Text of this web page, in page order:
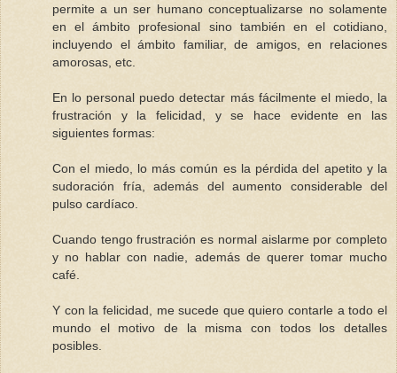
permite a un ser humano conceptualizarse no solamente
en el ámbito profesional sino también en el cotidiano,
incluyendo el ámbito familiar, de amigos, en relaciones
amorosas, etc.
En lo personal puedo detectar más fácilmente el miedo, la
frustración y la felicidad, y se hace evidente en las
siguientes formas:
Con el miedo, lo más común es la pérdida del apetito y la
sudoración fría, además del aumento considerable del
pulso cardíaco.
Cuando tengo frustración es normal aislarme por completo
y no hablar con nadie, además de querer tomar mucho
café.
Y con la felicidad, me sucede que quiero contarle a todo el
mundo el motivo de la misma con todos los detalles
posibles.